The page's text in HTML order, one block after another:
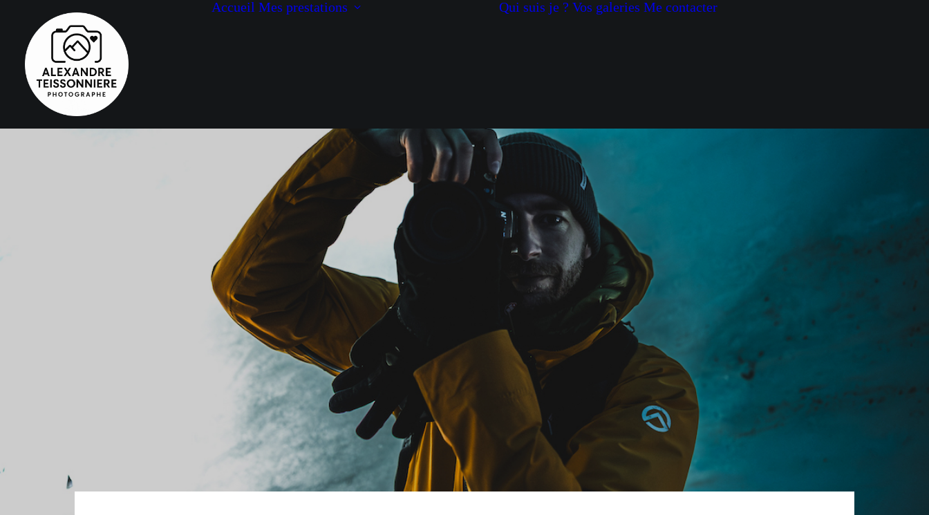
Accueil Mes prestations Qui suis je ? Vos galeries Me contacter